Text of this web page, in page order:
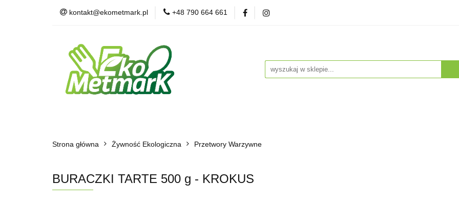
kontakt@ekometmark.pl +48 790 664 661
Dla Zwierząt BLOG POLECAMY BESTSELLERY
Żywność Ekologiczna Herbaty i Kawy
Witaminy i Suplementy
POLECAMY
Strona główna Żywność Ekologiczna Przetwory Warzywne
BURACZKI TARTE 500 g - KROKUS